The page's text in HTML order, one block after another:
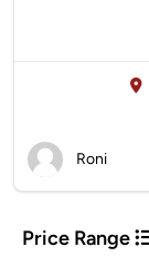
Roni
Price Range